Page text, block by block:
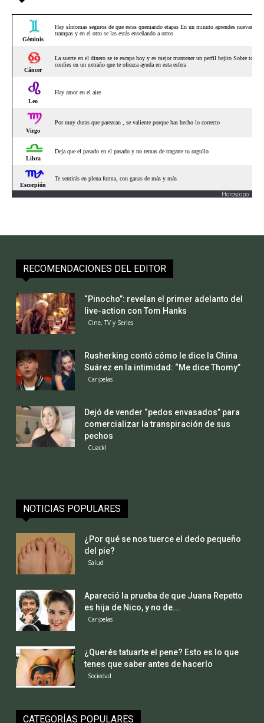
Horoscopo
RECOMENDACIONES DEL EDITOR
“Pinocho”: revelan el primer adelanto del
live-action con Tom Hanks
Cine, TV y Series
Rusherking contó cómo le dice la China
Suárez en la intimidad: “Me dice Thomy”
Caripelas
Dejó de vender “pedos envasados” para
comercializar la transpiración de sus
pechos
Cuack!
NOTICIAS POPULARES
¿Por qué se nos tuerce el dedo pequeño
del pie?
Salud
Apareció la prueba de que Juana Repetto
es hija de Nico, y no de...
Caripelas
¿Querés tatuarte el pene? Esto es lo que
tenes que saber antes de hacerlo
Sociedad
CATEGORÍAS POPULARES